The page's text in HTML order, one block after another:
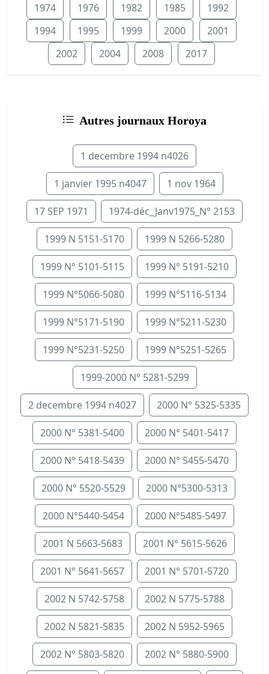
1974
1976 1982 1985
1992
1994
1995 1999 2000
2001
2002
2004 2008 2017
Autres journaux Horoya
1 decembre 1994 n4026
1 janvier 1995 n4047 1 nov 1964
17 SEP 1971 1974-déc_Janv1975_N° 2153
1999 N 5151-5170 1999 N 5266-5280
1999 N° 5101-5115 1999 N° 5191-5210
1999 N°5066-5080 1999 N°5116-5134
1999 N°5171-5190 1999 N°5211-5230
1999 N°5231-5250 1999 N°5251-5265
1999-2000 N° 5281-5299
2 decembre 1994 n4027 2000 N° 5325-5335
2000 N° 5381-5400 2000 N° 5401-5417
2000 N° 5418-5439 2000 N° 5455-5470
2000 N° 5520-5529 2000 N°5300-5313
2000 N°5440-5454 2000 N°5485-5497
2001 N 5663-5683 2001 N° 5615-5626
2001 N° 5641-5657 2001 N° 5701-5720
2002 N 5742-5758 2002 N 5775-5788
2002 N 5821-5835 2002 N 5952-5965
2002 N° 5803-5820 2002 N° 5880-5900